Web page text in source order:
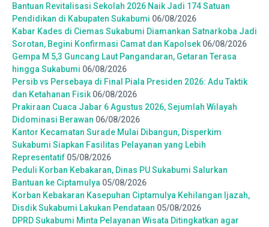
Bantuan Revitalisasi Sekolah 2026 Naik Jadi 174 Satuan
Pendidikan di Kabupaten Sukabumi 06/08/2026
Kabar Kades di Ciemas Sukabumi Diamankan Satnarkoba Jadi
Sorotan, Begini Konfirmasi Camat dan Kapolsek 06/08/2026
Gempa M 5,3 Guncang Laut Pangandaran, Getaran Terasa
hingga Sukabumi 06/08/2026
Persib vs Persebaya di Final Piala Presiden 2026: Adu Taktik
dan Ketahanan Fisik 06/08/2026
Prakiraan Cuaca Jabar 6 Agustus 2026, Sejumlah Wilayah
Didominasi Berawan 06/08/2026
Kantor Kecamatan Surade Mulai Dibangun, Disperkim
Sukabumi Siapkan Fasilitas Pelayanan yang Lebih
Representatif 05/08/2026
Peduli Korban Kebakaran, Dinas PU Sukabumi Salurkan
Bantuan ke Ciptamulya 05/08/2026
Korban Kebakaran Kasepuhan Ciptamulya Kehilangan Ijazah,
Disdik Sukabumi Lakukan Pendataan 05/08/2026
DPRD Sukabumi Minta Pelayanan Wisata Ditingkatkan agar